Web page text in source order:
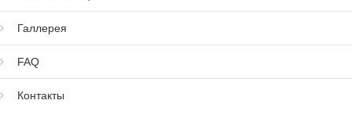
Галлерея
FAQ
Контакты